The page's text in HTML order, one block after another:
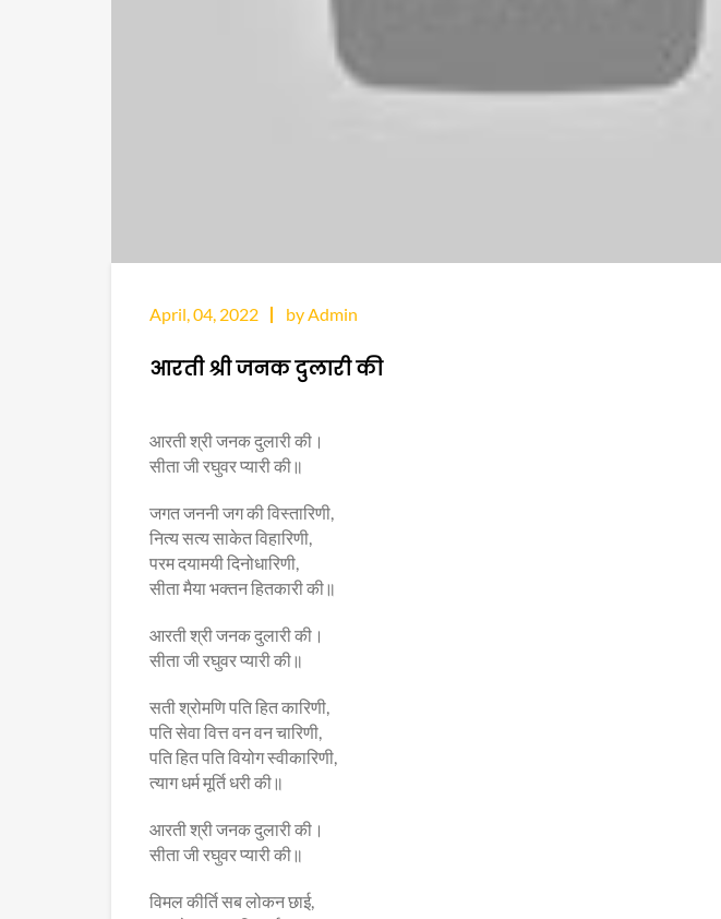
April, 04, 2022 by Admin
आरती श्री जनक दुलारी की
आरती श्री जनक दुलारी की।
सीता जी रघुवर प्यारी की॥
जगत जननी जग की विस्तारिणी,
नित्य सत्य साकेत विहारिणी,
परम दयामयी दिनोधारिणी,
सीता मैया भक्तन हितकारी की॥
आरती श्री जनक दुलारी की।
सीता जी रघुवर प्यारी की॥
सती श्रोमणि पति हित कारिणी,
पति सेवा वित्त वन वन चारिणी,
पति हित पति वियोग स्वीकारिणी,
त्याग धर्म मूर्ति धरी की॥
आरती श्री जनक दुलारी की।
सीता जी रघुवर प्यारी की॥
विमल कीर्ति सब लोकन छाई,